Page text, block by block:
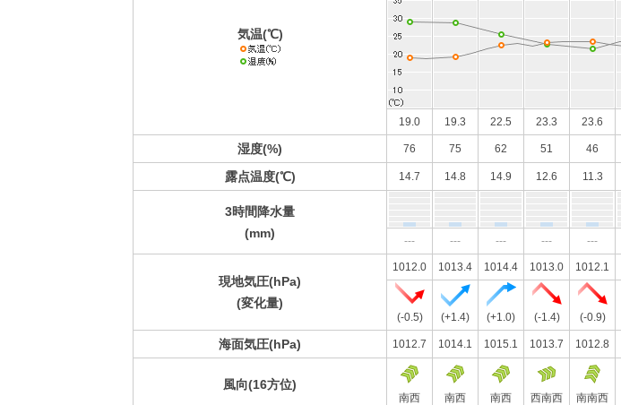
気温(℃)
19.0 19.3 22.5 23.3 23.6
湿度(%) 76 75 62 51 46
露点温度(℃) 14.7 14.8 14.9 12.6 11.3
3時間降水量
(mm)
--- --- --- --- ---
現地気圧(hPa)
(変化量)
1012.0 1013.4 1014.4 1013.0 1012.1
(-0.5) (+1.4) (+1.0) (-1.4) (-0.9)
海面気圧(hPa) 1012.7 1014.1 1015.1 1013.7 1012.8
風向(16方位)
南西 南西 南西 西南西 南南西